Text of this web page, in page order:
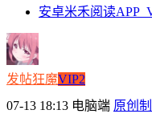
安卓米禾阅读
发帖狂魔VIP2
07-13 18:13 电脑端 原创